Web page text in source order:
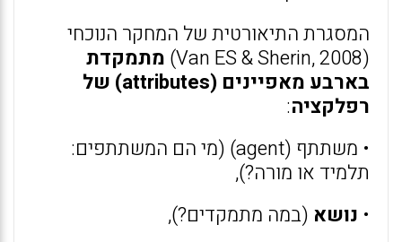
המסגרת התיאורטית של המחקר הנוכחי
(Van ES & Sherin, 2008)
מתמקדת
בארבע מאפיינים (attributes) של
רפלקציה:
• משתתף (agent) (מי הם המשתתפים:
תלמיד או מורה?),
• נושא (במה מתמקדים?),